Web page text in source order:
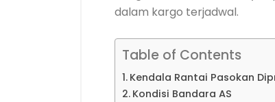
dalam kargo terjadwal.
Table of Contents
Kendala Rantai Pasokan
Kondisi Bandara AS